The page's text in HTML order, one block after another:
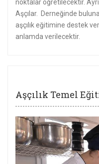
noktalar öğretilecektir.
Aşçılar. Derneğinde
aşçılık eğitimine destek
anlamda verilecektir.
Aşçılık Temel